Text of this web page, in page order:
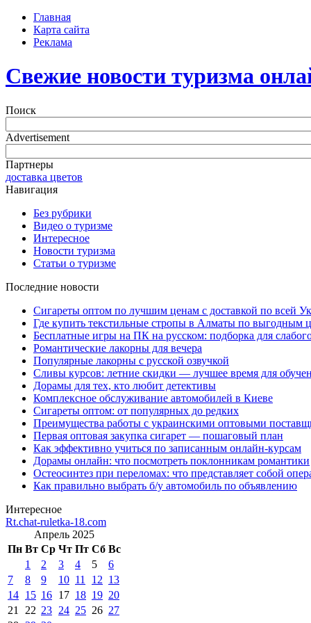
Главная
Карта сайта
Реклама
Свежие новости туризма
Поиск
Advertisement
Партнеры
доставка цветов
Навигация
Без рубрики
Видео о туризме
Интересное
Новости туризма
Статьи о туризме
Последние новости
Сигареты оптом по лучшим ценам с доставкой по всей
Где купить текстильные стропы в Алматы по выгодным
Бесплатные игры на ПК на русском: подборка для
Романтические лакорны для вечера
Популярные лакорны с русской озвучкой
Сливы курсов: летние скидки — лучшее время для
Дорамы для тех, кто любит детективы
Комплексное обслуживание автомобилей в Киеве
Сигареты оптом: от популярных до редких
Преимущества работы с украинскими оптовыми
Первая оптовая закупка сигарет — пошаговый план
Как эффективно учиться по записанным онлайн-курсам
Дорамы онлайн: что посмотреть поклонникам романтики
Остеосинтез при переломах: что представляет собой
Как правильно выбрать б/у автомобиль по объявлению
Интересное
Rt.chat-ruletka-18.com
Апрель 2025
Пн Вт Ср Чт Пт Сб Вс
1 2 3 4 5
6
7
8 9 10 11 12 13
14 15 16 17 18 19 20
21
22 23 24 25 26 27